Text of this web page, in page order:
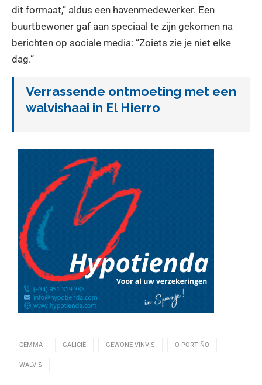
dit formaat,” aldus een havenmedewerker. Een
buurtbewoner gaf aan speciaal te zijn gekomen na
berichten op sociale media: “Zoiets zie je niet elke
dag.”
Verrassende ontmoeting met een
walvishaai in El Hierro
CEMMA GALICIË GEWONE VINVIS O PORTIÑO
WALVIS